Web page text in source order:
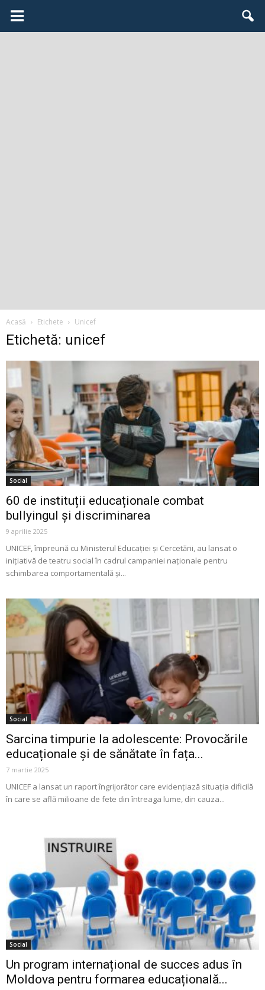
Acasă Etichete Unicef
Etichetă: unicef
Social
60 de instituții educaționale combat
bullyingul și discriminarea
9 aprilie 2025
UNICEF, împreună cu Ministerul Educației și Cercetării, au lansat o
inițiativă de teatru social în cadrul campaniei naționale pentru
schimbarea comportamentală și...
Social
Sarcina timpurie la adolescente: Provocările
educaționale și de sănătate în fața...
7 martie 2025
UNICEF a lansat un raport îngrijorător care evidențiază situația dificilă
în care se află milioane de fete din întreaga lume, din cauza...
Social
Un program internațional de succes adus în
Moldova pentru formarea educațională...